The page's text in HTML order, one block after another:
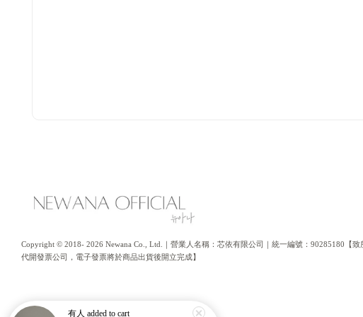
Copyright © 2018- 2026 Newana Co., Ltd.｜營業人名稱：芯依有限公司｜統一編號：90285180【
代開發票公司，電子發票將於商品出貨後開立完成】
有人 added to cart